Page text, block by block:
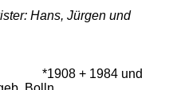
Hans, Jürgen und
*1908 + 1984 und